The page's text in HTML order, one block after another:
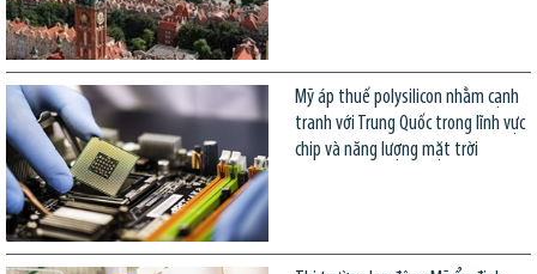
Mỹ áp thuế polysilicon nhằm cạnh
tranh với Trung Quốc trong lĩnh vực
chip và năng lượng mặt trời